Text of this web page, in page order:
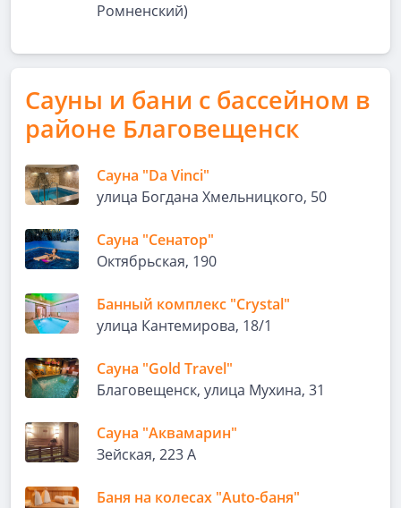
Ромненский)
Сауны и бани с бассейном в
районе Благовещенск
Сауна "Da Vinci"
улица Богдана Хмельницкого, 50
Сауна "Сенатор"
Октябрьская, 190
Банный комплекс "Crystal"
улица Кантемирова, 18/1
Сауна "Gold Travel"
Благовещенск, улица Мухина, 31
Сауна "Аквамарин"
Зейская, 223 А
Баня на колесах "Auto-баня"